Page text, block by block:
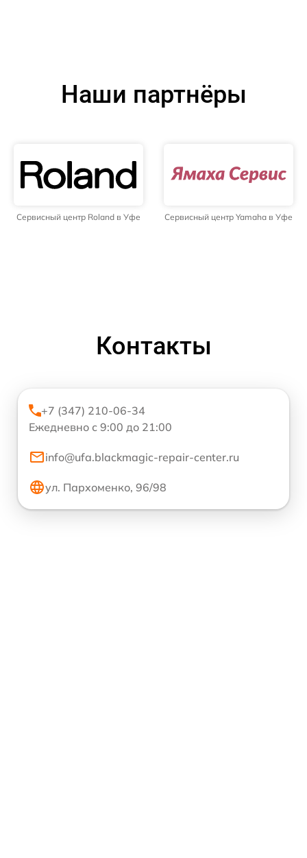
Наши партнёры
Сервисный центр Roland в Уфе Сервисный центр Yamaha в Уфе
Контакты
+7 (347) 210-06-34
Ежедневно с 9:00 до 21:00
info@ufa.blackmagic-repair-center.ru
ул. Пархоменко, 96/98